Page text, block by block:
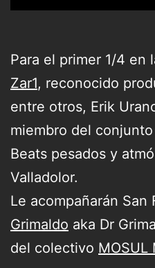
Para el primer 1/4 en
Zar1, reconocido
entre otros, Erik
miembro del
Beats pesados y
Valladolor.
Le acompañarán San
Grimaldo aka Dr
del colectivo MOSUL